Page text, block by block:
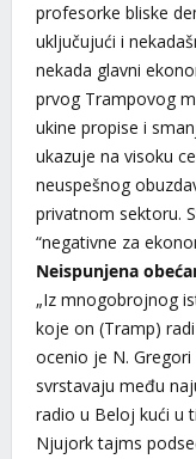
profesorke bliske
uključujući i
nekada glavni
prvog Trampovog
ukine propise i
ukazuje na visoku
neuspešnog
privatnom sektoru.
“negativne za
Neispunjena
„Iz mnogobrojnog
koje on (Tramp)
ocenio je N.
svrstavaju među
radio u Beloj kući u
Njujork tajms